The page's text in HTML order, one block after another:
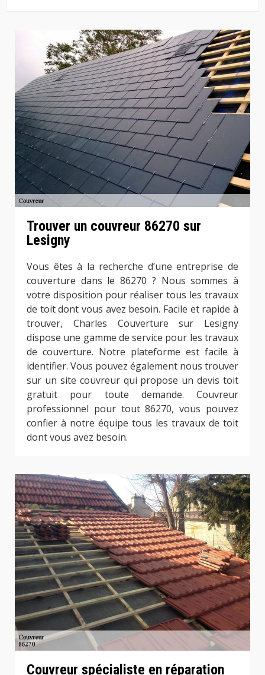
Trouver un couvreur 86270 sur
Lesigny
Vous êtes à la recherche d’une entreprise de
couverture dans le 86270 ? Nous sommes à
votre disposition pour réaliser tous les travaux
de toit dont vous avez besoin. Facile et rapide à
trouver, Charles Couverture sur Lesigny
dispose une gamme de service pour les travaux
de couverture. Notre plateforme est facile à
identifier. Vous pouvez également nous trouver
sur un site couvreur qui propose un devis toit
gratuit pour toute demande. Couvreur
professionnel pour tout 86270, vous pouvez
confier à notre équipe tous les travaux de toit
dont vous avez besoin.
Couvreur spécialiste en réparation